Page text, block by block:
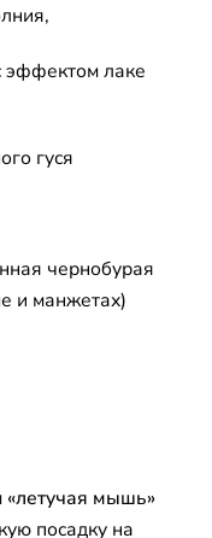
эффектом лаке
гуся
чернобурая
и манжетах)
мышь»
посадку на